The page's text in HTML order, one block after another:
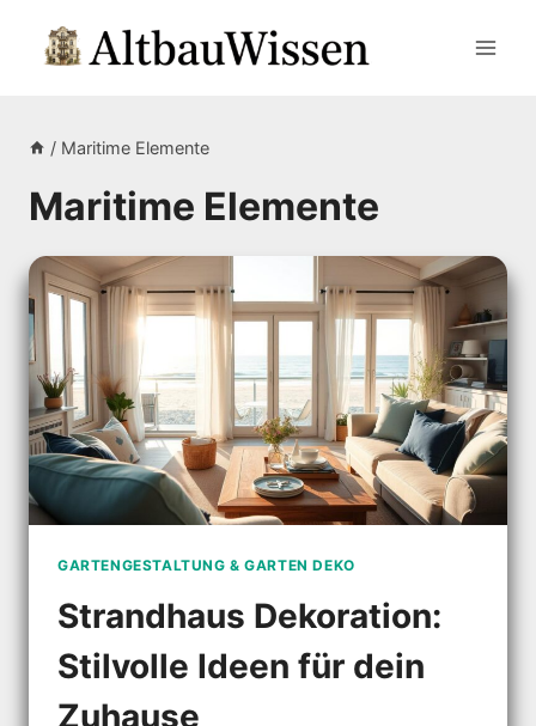
Inhalt
/ Maritime Elemente
Maritime Elemente
GARTENGESTALTUNG & GARTEN DEKO
Strandhaus Dekoration:
Stilvolle Ideen für dein
Zuhause